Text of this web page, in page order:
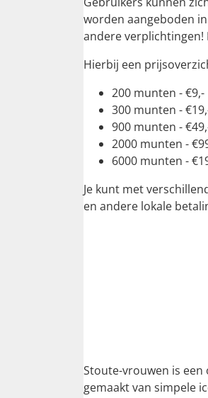
worden aangeboden
andere verplichtingen!
Hierbij een
200 munten - €9,-
300 munten -
900 munten -
2000 munten -
6000 munten -
Je kunt met
en andere lokale
Stoute-vrouwen is
gemaakt van simpele